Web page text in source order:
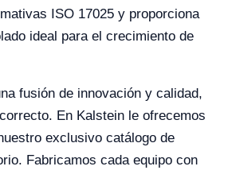
ISO 17025 y proporciona
ideal para el crecimiento de
fusión de innovación y calidad,
En Kalstein le ofrecemos
exclusivo catálogo de
Fabricamos cada equipo con